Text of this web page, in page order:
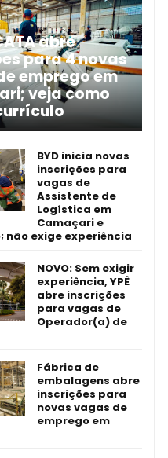
abre
para 4 novas
emprego em
veja como
BYD inicia novas
inscrições para
vagas de
Assistente de
Logística em
Camaçari e
não exige experiência
NOVO: Sem exigir
experiência, YPÊ
abre inscrições
para vagas de
Operador(a) de
Fábrica de
embalagens abre
inscrições para
novas vagas de
emprego em